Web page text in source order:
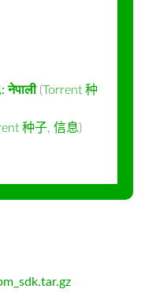
:नेपाली (Torrent 种
种子, 信息)